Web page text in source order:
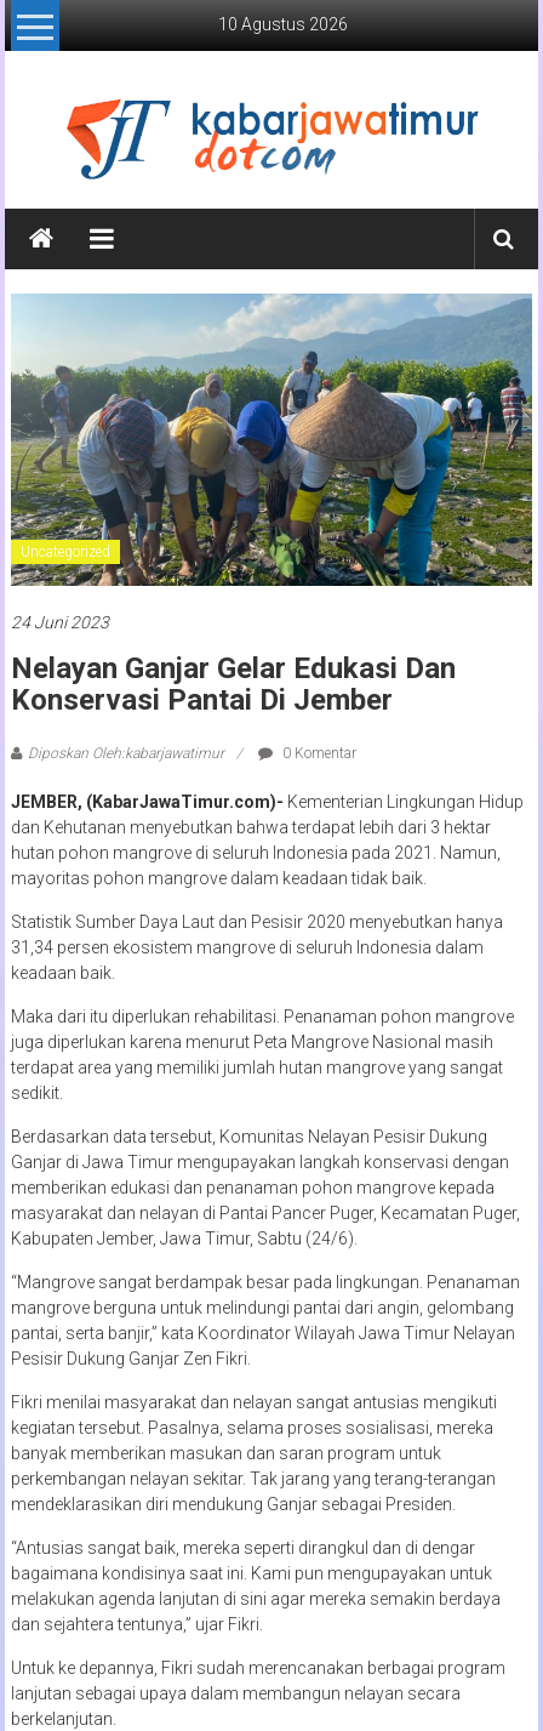
Lompat
ke
10 Agustus 2026
Kabar
Jawa
Timur
Online
Jawa
Timur
Uncategorized
24 Juni 2023
Nelayan Ganjar Gelar Edukasi Dan
Konservasi Pantai Di Jember
Diposkan Oleh:kabarjawatimur 0 Komentar
JEMBER, (KabarJawaTimur.com)- Kementerian Lingkungan Hidup
dan Kehutanan menyebutkan bahwa terdapat lebih dari 3 hektar
hutan pohon mangrove di seluruh Indonesia pada 2021. Namun,
mayoritas pohon mangrove dalam keadaan tidak baik.
Statistik Sumber Daya Laut dan Pesisir 2020 menyebutkan hanya
31,34 persen ekosistem mangrove di seluruh Indonesia dalam
keadaan baik.
Maka dari itu diperlukan rehabilitasi. Penanaman pohon mangrove
juga diperlukan karena menurut Peta Mangrove Nasional masih
terdapat area yang memiliki jumlah hutan mangrove yang sangat
sedikit.
Berdasarkan data tersebut, Komunitas Nelayan Pesisir Dukung
Ganjar di Jawa Timur mengupayakan langkah konservasi dengan
memberikan edukasi dan penanaman pohon mangrove kepada
masyarakat dan nelayan di Pantai Pancer Puger, Kecamatan Puger,
Kabupaten Jember, Jawa Timur, Sabtu (24/6).
“Mangrove sangat berdampak besar pada lingkungan. Penanaman
mangrove berguna untuk melindungi pantai dari angin, gelombang
pantai, serta banjir,” kata Koordinator Wilayah Jawa Timur Nelayan
Pesisir Dukung Ganjar Zen Fikri.
Fikri menilai masyarakat dan nelayan sangat antusias mengikuti
kegiatan tersebut. Pasalnya, selama proses sosialisasi, mereka
banyak memberikan masukan dan saran program untuk
perkembangan nelayan sekitar. Tak jarang yang terang-terangan
mendeklarasikan diri mendukung Ganjar sebagai Presiden.
“Antusias sangat baik, mereka seperti dirangkul dan di dengar
bagaimana kondisinya saat ini. Kami pun mengupayakan untuk
melakukan agenda lanjutan di sini agar mereka semakin berdaya
dan sejahtera tentunya,” ujar Fikri.
Untuk ke depannya, Fikri sudah merencanakan berbagai program
lanjutan sebagai upaya dalam membangun nelayan secara
berkelanjutan.